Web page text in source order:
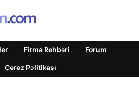
Firma Rehberi Forum
Çerez Politikası